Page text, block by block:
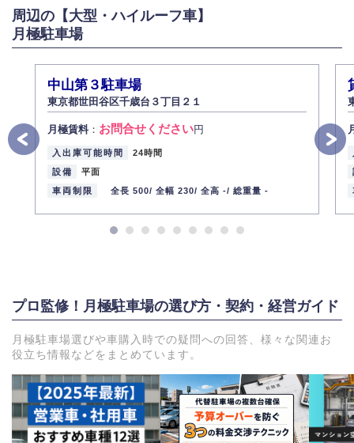
周辺の【大型・ハイルーフ車】
月極駐車場
中山第３駐車場
東京都世田谷区千歳台３丁目２１
月極賃料： お問合せください円
入出庫可能時間
24時間
設備
平面
車両制限
全長 500/ 全幅 230/ 全高 -/ 総重量 -
プロ監修！月極駐車場の選び方・契約・経営ガイド
月極駐車場選びや車購入時での疑問への回答、様々な関連お
役立ち情報などをまとめています。